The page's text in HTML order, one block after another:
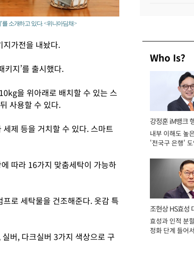
소개하고 있다. <위니아딤채>
지가전을 내놨다.
키지’를 출시했다.
을 위아래로 배치할 수 있는 스
사용할 수 있다.
제 등을 거치할 수 있다. 스마트
따라 16가지 맞춤세탁이 가능하
로 세탁물을 건조해준다. 옷감 특
버, 다크실버 3가지 색상으로 구
Who Is?
강정훈 iM뱅크
내부 이해도 높
'전국구 은행'
조현상 HS효성
장
효성과 인적 분
정화 단계 들어